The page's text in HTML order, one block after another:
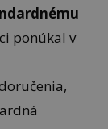
ponúkal v